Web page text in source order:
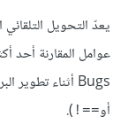
يعدّ التحويل
عوامل المقارنة أحد
Bugs أثناء تطوير البرامج؛ لذا استخدم دوما عوال المقارنة التامّة (
أو==!
).